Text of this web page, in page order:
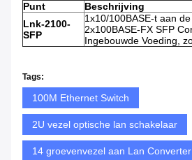
Punt
Beschrijving
Lnk-2100-
SFP
1x10/100BASE-t aan
2x100BASE-FX SFP
Ingebouwde Voeding,
Tags:
100M Ethernet Switch
2U vezel optische lan schakelaar
14 groevenvezel aan Lan Converter